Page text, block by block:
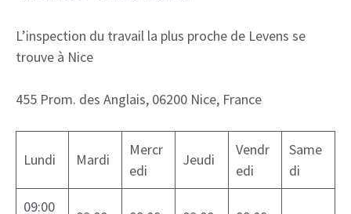
L’inspection du travail la plus proche de Levens se
trouve à Nice
455 Prom. des Anglais, 06200 Nice, France
Lundi Mardi
Mercr
edi
Jeudi
Vendr
edi
Same
di
09:00